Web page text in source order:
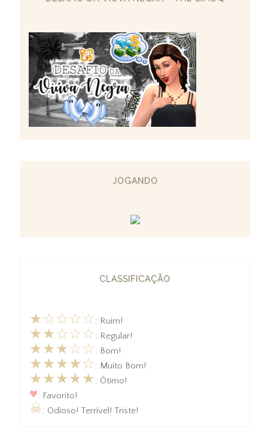
JOGANDO
CLASSIFICAÇÃO
★☆☆☆☆: Ruim!
★★☆☆☆: Regular!
★★★☆☆: Bom!
★★★★☆: Muito Bom!
★★★★★: Ótimo!
♥: Favorito!
☠: Odioso! Terrível! Triste!